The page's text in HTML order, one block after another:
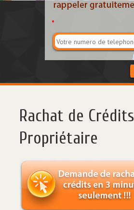
*
Rachat de Crédits
Propriétaire